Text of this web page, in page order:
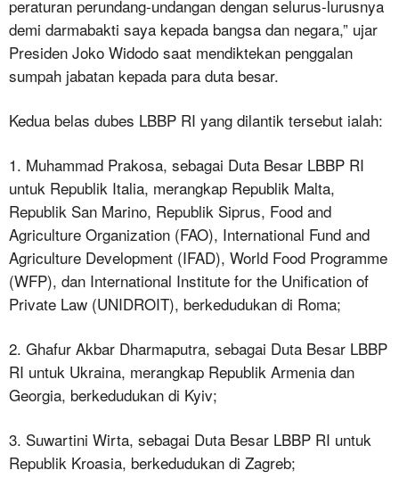
peraturan perundang-undangan dengan selurus-lurusnya
demi darmabakti saya kepada bangsa dan negara,” ujar
Presiden Joko Widodo saat mendiktekan penggalan
sumpah jabatan kepada para duta besar.
Kedua belas dubes LBBP RI yang dilantik tersebut ialah:
1. Muhammad Prakosa, sebagai Duta Besar LBBP RI
untuk Republik Italia, merangkap Republik Malta,
Republik San Marino, Republik Siprus, Food and
Agriculture Organization (FAO), International Fund and
Agriculture Development (IFAD), World Food Programme
(WFP), dan International Institute for the Unification of
Private Law (UNIDROIT), berkedudukan di Roma;
2. Ghafur Akbar Dharmaputra, sebagai Duta Besar LBBP
RI untuk Ukraina, merangkap Republik Armenia dan
Georgia, berkedudukan di Kyiv;
3. Suwartini Wirta, sebagai Duta Besar LBBP RI untuk
Republik Kroasia, berkedudukan di Zagreb;